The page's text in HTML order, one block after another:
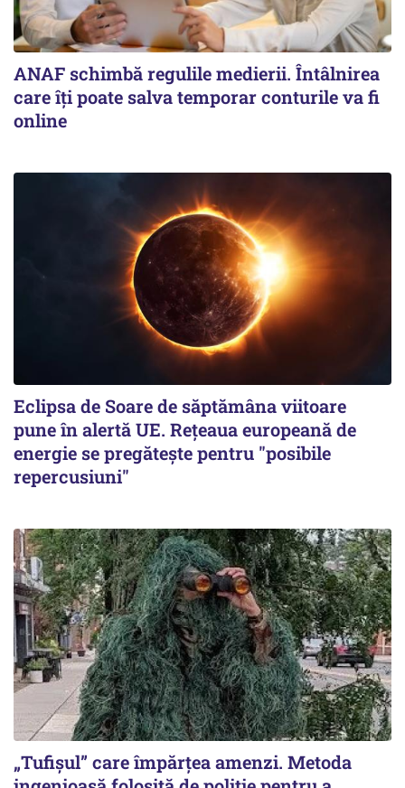
ANAF schimbă regulile medierii. Întâlnirea
care îți poate salva temporar conturile va fi
online
Eclipsa de Soare de săptămâna viitoare
pune în alertă UE. Rețeaua europeană de
energie se pregătește pentru "posibile
repercusiuni"
„Tufișul” care împărțea amenzi. Metoda